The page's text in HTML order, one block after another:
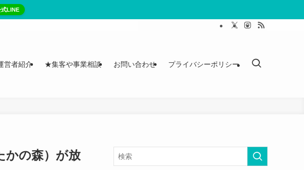
式LINE
営者紹介 ★集客や事業相談 お問い合わせ プライバシーポリシー
かの森）が放